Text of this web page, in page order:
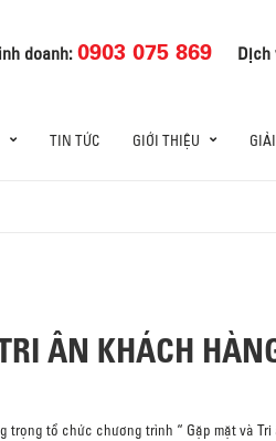
doanh:0903 075 869
TIN TỨC GIỚI THIỆU
ÂN KHÁCH
tổ chức chương trình “ Gặp mặt và Tri